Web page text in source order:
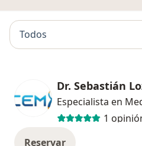
Todos
Dr. Sebastián
Especialista en
1
Reservar